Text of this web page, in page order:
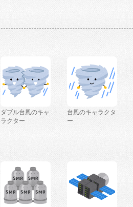
ダブル台風のキャ
ラクター
台風のキャラクタ
ー